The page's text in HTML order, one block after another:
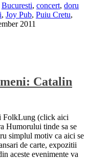
Bucuresti, concert, doru
, Joy Pub, Puiu Cretu,
2011
Catalin
FolkLung (click aici
Humorului tinde sa se
simplul motiv ca aici se
de carte, expozitii
aceste evenimente va